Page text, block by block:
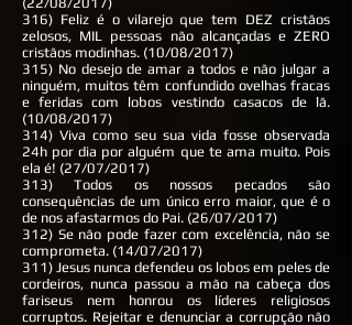
316) Feliz é o vilarejo que tem DEZ cristãos
zelosos, MIL pessoas não alcançadas e ZERO
cristãos modinhas. (10/08/2017)
315) No desejo de amar a todos e não julgar a
ninguém, muitos têm confundido ovelhas fracas
e feridas com lobos vestindo casacos de lã.
(10/08/2017)
314) Viva como seu sua vida fosse observada
24h por dia por alguém que te ama muito. Pois
ela é! (27/07/2017)
313) Todos os nossos pecados são
consequências de um único erro maior, que é o
de nos afastarmos do Pai. (26/07/2017)
312) Se não pode fazer com excelência, não se
comprometa. (14/07/2017)
311) Jesus nunca defendeu os lobos em peles de
cordeiros, nunca passou a mão na cabeça dos
fariseus nem honrou os líderes religiosos
corruptos. Rejeitar e denunciar a corrupção não